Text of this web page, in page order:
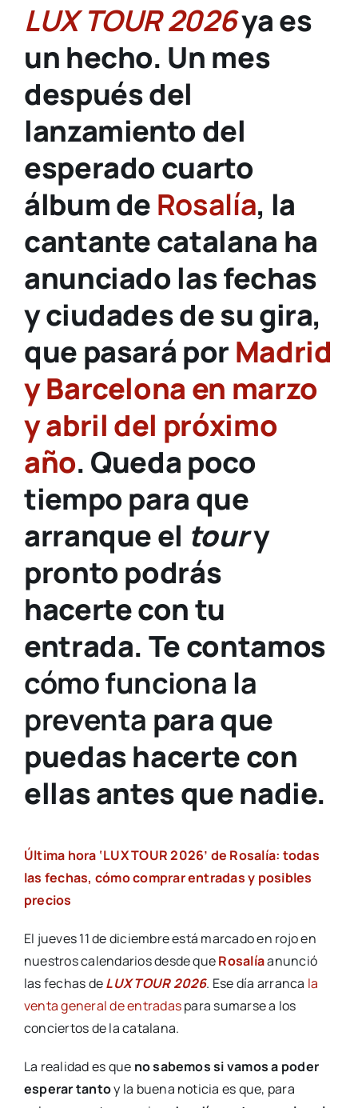
LUX TOUR 2026ya es
un hecho. Un mes
después del
lanzamiento del
esperado cuarto
álbum de Rosalía, la
cantante catalana ha
anunciado las fechas
y ciudades de su gira,
que pasará por Madrid
y Barcelona en marzo
y abril del próximo
año. Queda poco
tiempo para que
arranque el toury
pronto podrás
hacerte con tu
entrada. Te contamos
cómo funciona la
preventa para que
puedas hacerte con
ellas antes que nadie.
Última hora ‘LUX TOUR 2026’ de Rosalía: todas
las fechas, cómo comprar entradas y posibles
precios
El jueves 11 de diciembre está marcado en rojo en
nuestros calendarios desde queRosalíaanunció
las fechas deLUX TOUR 2026. Ese día arranca la
venta general de entradaspara sumarse a los
conciertos de la catalana.
La realidad es que no sabemos si vamos a poder
esperar tantoy la buena noticia es que, para